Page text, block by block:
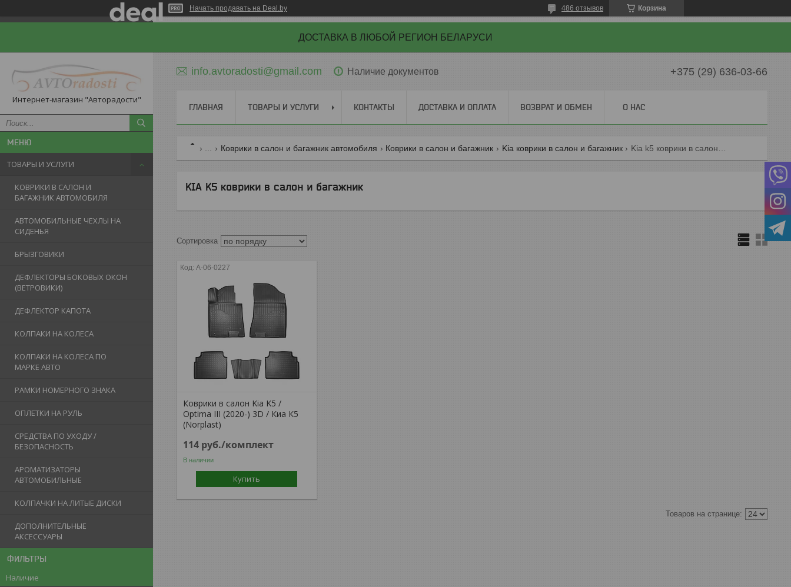
Начать продавать на Deal.by Корзина
486 отзывов
ДОСТАВКА В ЛЮБОЙ РЕГИОН БЕЛАРУСИ
Интернет-магазин "Авторадости"
ТОВАРЫ И УСЛУГИ
КОВРИКИ В САЛОН И
БАГАЖНИК АВТОМОБИЛЯ
АВТОМОБИЛЬНЫЕ ЧЕХЛЫ НА
СИДЕНЬЯ
БРЫЗГОВИКИ
ДЕФЛЕКТОРЫ БОКОВЫХ ОКОН
(ВЕТРОВИКИ)
ДЕФЛЕКТОР КАПОТА
КОЛПАКИ НА КОЛЕСА
КОЛПАКИ НА КОЛЕСА ПО
МАРКЕ АВТО
РАМКИ НОМЕРНОГО ЗНАКА
ОПЛЕТКИ НА РУЛЬ
СРЕДСТВА ПО УХОДУ /
БЕЗОПАСНОСТЬ
АРОМАТИЗАТОРЫ
АВТОМОБИЛЬНЫЕ
КОЛПАЧКИ НА ЛИТЫЕ ДИСКИ
ДОПОЛНИТЕЛЬНЫЕ
АКСЕССУАРЫ
ФИЛЬТРЫ
Наличие
info.avtoradosti@gmail.com Наличие документов +375 (29) 636-03-66
ГЛАВНАЯ ТОВАРЫ И УСЛУГИ КОНТАКТЫ ДОСТАВКА И ОПЛАТА ВОЗВРАТ И ОБМЕН О НАС
Коврики в салон и багажник автомобиля Коврики в салон и багажник Kia коврики в салон и багажник
KIA K5 коврики в салон и багажник
A-06-0227
Коврики в салон Kia K5 /
Optima III (2020-) 3D / Киа К5
(Norplast)
114 руб./комплект
В наличии
Купить